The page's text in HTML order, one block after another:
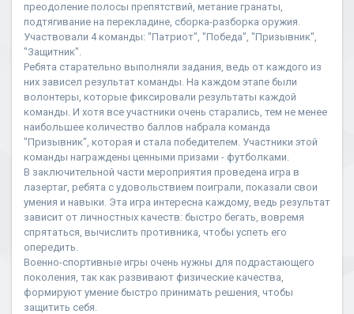
преодоление полосы препятствий, метание гранаты,
подтягивание на перекладине, сборка-разборка оружия.
Участвовали 4 команды: "Патриот", "Победа", "Призывник",
"Защитник".
Ребята старательно выполняли задания, ведь от каждого из
них зависел результат команды. На каждом этапе были
волонтеры, которые фиксировали результаты каждой
команды. И хотя все участники очень старались, тем не менее
наибольшее количество баллов набрала команда
"Призывник", которая и стала победителем. Участники этой
команды награждены ценными призами - футболками.
В заключительной части мероприятия проведена игра в
лазертаг, ребята с удовольствием поиграли, показали свои
умения и навыки. Эта игра интересна каждому, ведь результат
зависит от личностных качеств: быстро бегать, вовремя
спрятаться, вычислить противника, чтобы успеть его
опередить.
Военно-спортивные игры очень нужны для подрастающего
поколения, так как развивают физические качества,
формируют умение быстро принимать решения, чтобы
защитить себя.